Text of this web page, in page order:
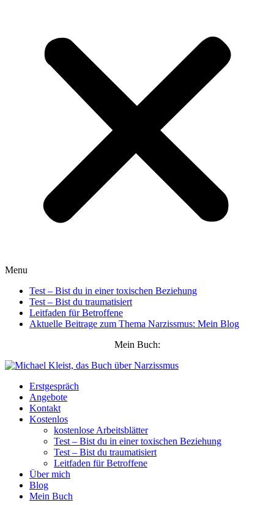
Menu
Test – Bist du in einer toxischen Beziehung
Test – Bist du traumatisiert
Leitfaden für Betroffene
Aktuelle Beitrage zum Thema Narzissmus: Mein Blog
Mein Buch:
Erstgespräch
Angebote
Kontakt
Kostenlos
kostenlose Arbeitsblätter
Test – Bist du in einer toxischen Beziehung
Test – Bist du traumatisiert
Leitfaden für Betroffene
Über mich
Blog
Mein Buch